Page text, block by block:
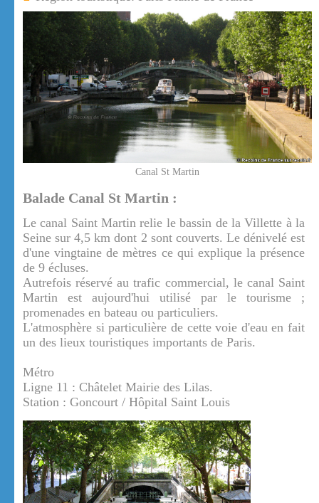
Canal St Martin
Balade Canal St Martin :
Le canal Saint Martin relie le bassin de la Villette à la
Seine sur 4,5 km dont 2 sont couverts. Le dénivelé est
d'une vingtaine de mètres ce qui explique la présence
de 9 écluses.
Autrefois réservé au trafic commercial, le canal Saint
Martin est aujourd'hui utilisé par le tourisme ;
promenades en bateau ou particuliers.
L'atmosphère si particulière de cette voie d'eau en fait
un des lieux touristiques importants de Paris.
Métro
Ligne 11 : Châtelet Mairie des Lilas.
Station : Goncourt / Hôpital Saint Louis